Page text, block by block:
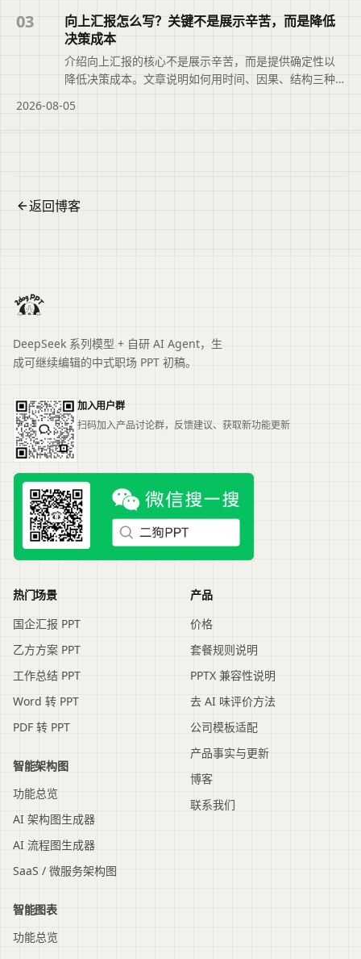
快速了解页面主题、主要内容与适用场景，再进入文章
查看完整信息。
03
向上汇报怎么写？关键不是展示辛苦，而是降低
决策成本
介绍向上汇报的核心不是展示辛苦，而是提供确定性以
降低决策成本。文章说明如何用时间、因果、结构三种
将分散材料整理成结构化初稿，帮助管理者快速判断、
2026-08-05
返回博客
DeepSeek 系列模型 + 自研 AI Agent，生
成可继续编辑的中式职场 PPT 初稿。
加入用户群
扫码加入产品讨论群，反馈建议、获取新功能更新
热门场景
国企汇报 PPT
乙方方案 PPT
工作总结 PPT
Word 转 PPT
PDF 转 PPT
智能架构图
功能总览
AI 架构图生成器
AI 流程图生成器
SaaS / 微服务架构图
智能图表
功能总览
产品
价格
套餐规则说明
PPTX 兼容性说明
去 AI 味评价方法
公司模板适配
产品事实与更新
博客
联系我们